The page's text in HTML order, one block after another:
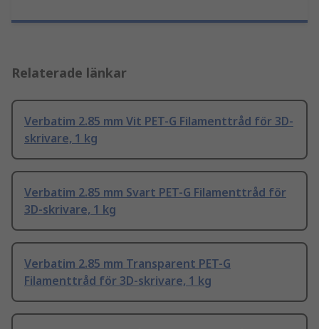
Relaterade länkar
Verbatim 2.85 mm Vit PET-G Filamenttråd för 3D-
skrivare, 1 kg
Verbatim 2.85 mm Svart PET-G Filamenttråd för
3D-skrivare, 1 kg
Verbatim 2.85 mm Transparent PET-G
Filamenttråd för 3D-skrivare, 1 kg